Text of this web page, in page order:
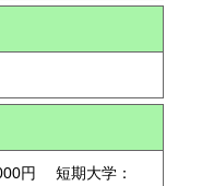
円 短期大学：